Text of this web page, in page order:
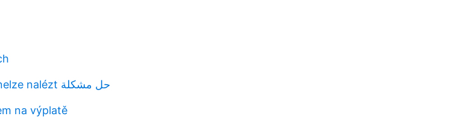
Iphone nelze obnovit zařízení nelze nalézt حل مشكلة
na výplatě